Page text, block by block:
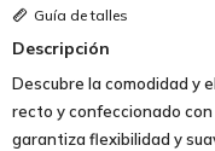
Guía de talles
Descripción
Descubre la comodidad y
recto y confeccionado con
garantiza flexibilidad y